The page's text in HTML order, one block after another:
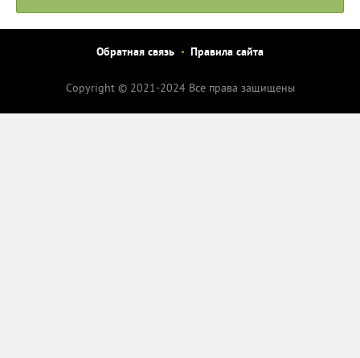
Обратная связь Правила сайта
Copyright © 2021-2024 Все права защищены